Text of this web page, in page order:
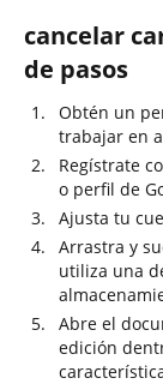
cancelar
de pasos
Obtén un
trabajar en
Regístrate
o perfil de
Ajusta tu
Arrastra y
utiliza una
Abre el
edición